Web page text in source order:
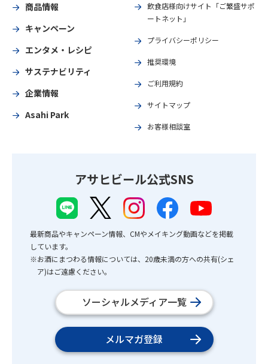
商品情報
キャンペーン
エンタメ・レシピ
サステナビリティ
企業情報
Asahi Park
飲食店様向けサイト「ご繁盛サポ
ートネット」
プライバシーポリシー
推奨環境
ご利用規約
サイトマップ
お客様相談室
アサヒビール公式SNS
最新商品やキャンペーン情報、CMやメイキング動画などを掲載
しています。
※お酒にまつわる情報については、20歳未満の方への共有(シェ
ア)はご遠慮ください。
ソーシャルメディア一覧
メルマガ登録